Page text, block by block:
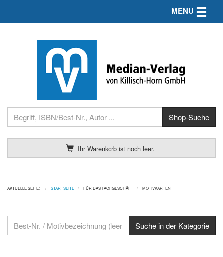
Ihr Warenkorb ist noch leer.
MENU Toggle
AKTUELLE SEITE: STARTSEITE FÜR DAS FACHGESCHÄFT MOTIVKARTEN